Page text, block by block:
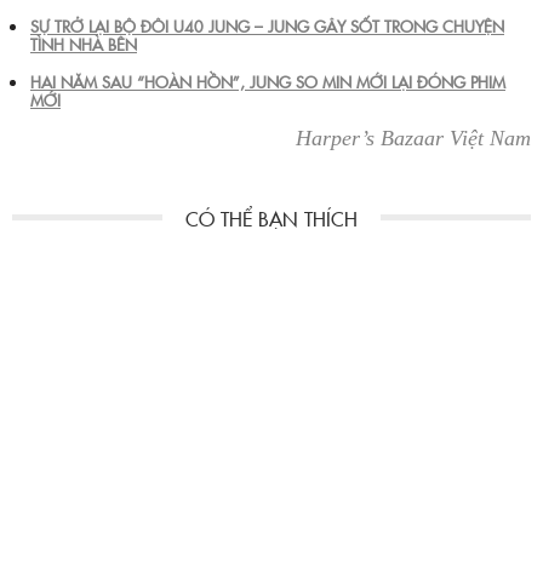
SỰ TRỞ LẠI BỘ ĐÔI U40 JUNG – JUNG GÂY SỐT TRONG CHUYỆN
TÌNH NHÀ BÊN
HAI NĂM SAU “HOÀN HỒN”, JUNG SO MIN MỚI LẠI ĐÓNG PHIM
MỚI
Harper’s Bazaar Việt Nam